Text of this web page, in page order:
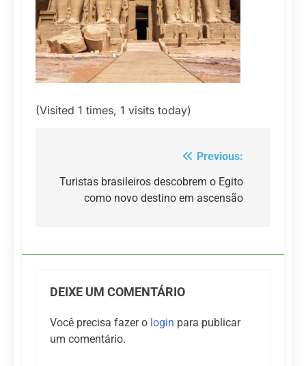
(Visited 1 times, 1 visits today)
de
Previous:
Turistas brasileiros descobrem o Egito
como novo destino em ascensão
DEIXE UM COMENTÁRIO
Você precisa fazer o login para publicar
um comentário.